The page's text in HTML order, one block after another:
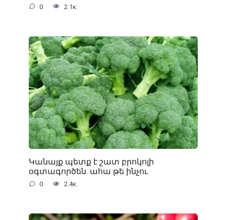
0 2.1к.
Կանայք պետք է շատ բրոկոլի
օգտագործեն. ահա թե ինչու
0 2.4к.